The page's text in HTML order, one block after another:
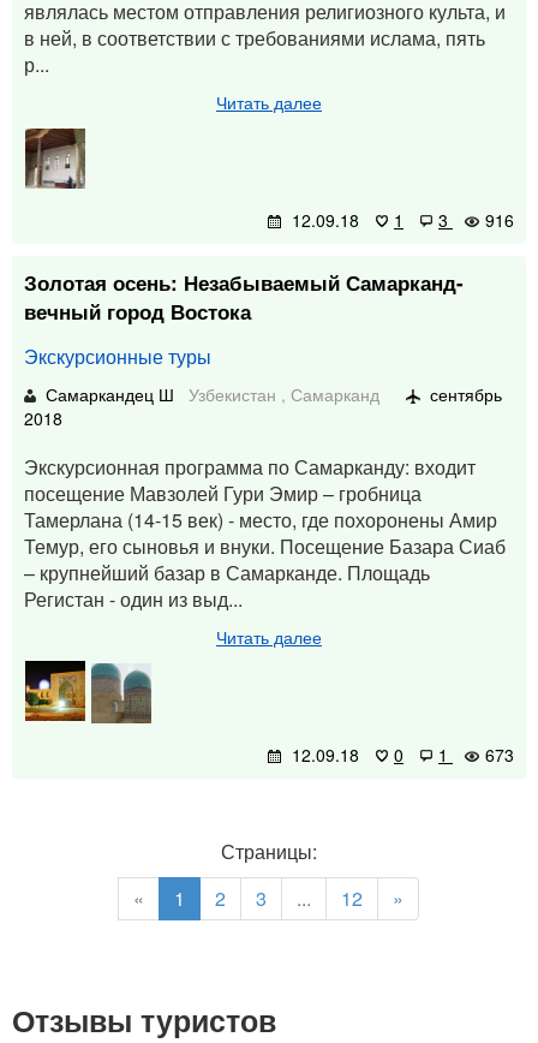
являлась местом отправления религиозного культа, и
в ней, в соответствии с требованиями ислама, пять
р...
Читать далее
12.09.18 1 3 916
Золотая осень: Незабываемый Самарканд-
вечный город Востока
Экскурсионные туры
Самаркандец Ш Узбекистан , Самарканд
сентябрь
2018
Экскурсионная программа по Самарканду: входит
посещение Мавзолей Гури Эмир – гробница
Тамерлана (14-15 век) - место, где похоронены Амир
Темур, его сыновья и внуки. Посещение Базара Сиаб
– крупнейший базар в Самарканде. Площадь
Регистан - один из выд...
Читать далее
12.09.18 0 1 673
Страницы:
«
1 2 3 ... 12 »
Отзывы туристов